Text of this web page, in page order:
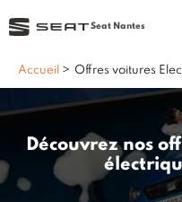
Seat Nantes
Accueil > Offres voitures
Découvrez nos